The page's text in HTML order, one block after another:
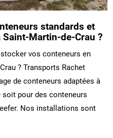
standards et
Martin-de-Crau ?
vos conteneurs en
? Transports Rachet
de conteneurs adaptées à
pour des conteneurs
Nos installations sont